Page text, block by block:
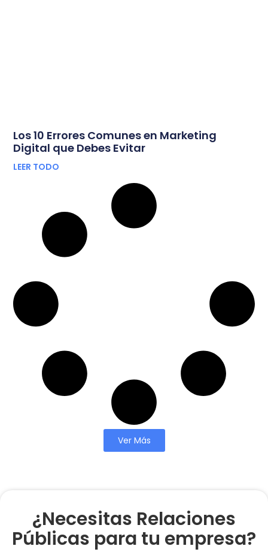
Los 10 Errores Comunes en Marketing
Digital que Debes Evitar
LEER TODO
Ver Más
¿Necesitas Relaciones
Públicas para tu empresa?